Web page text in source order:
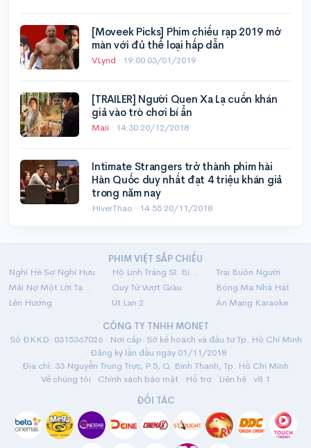
[Moveek Picks] Phim chiếu rạp 2019 mở
màn với đủ thể loại hấp dẫn
VLynd · 19:00 03/01/2019
[TRAILER] Người Quen Xa Lạ cuốn khán
giả vào trò chơi bí ẩn
Maii · 14:30 20/12/2018
Intimate Strangers trở thành phim hài
Hàn Quốc duy nhất đạt 4 triệu khán giả
trong năm nay
HiverThao · 14:55 20/11/2018
PHIM VIỆT SẮP CHIẾU
Nghỉ Hè Sợ Nghỉ Hưu
Hộ Linh Tráng Sĩ: Bí Ẩn Mộ Vua Đinh
Trại Buôn Người
Mãi Nợ Một Lời Tạm Biệt
Quý Tử Vượt Giàu
Bóng Ma Nhà Hát
Lên Hương
Út Lan 2
Án Mạng Karaoke
CÔNG TY TNHH MONET
Số ĐKKD: 0315367026 · Nơi cấp: Sở kế hoạch và đầu tư Tp. Hồ Chí Minh
· Đăng ký lần đầu ngày 01/11/2018
Địa chỉ: 33 Nguyễn Trung Trực, P.5, Q. Bình Thạnh, Tp. Hồ Chí Minh
Về chúng tôi · Chính sách bảo mật · Hỗ trợ · Liên hệ · v8.1
ĐỐI TÁC